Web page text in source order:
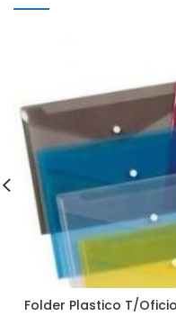
Folder Plastico T/